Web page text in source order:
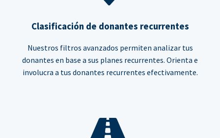
Clasificación de donantes recurrentes
Nuestros filtros avanzados permiten analizar tus
donantes en base a sus planes recurrentes. Orienta e
involucra a tus donantes recurrentes efectivamente.